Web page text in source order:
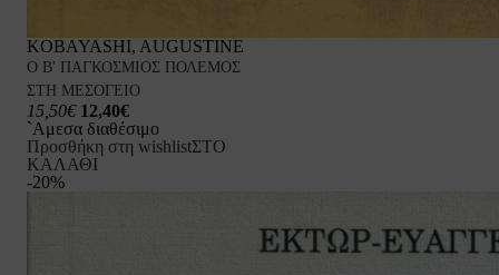
KOBAYASHI, AUGUSTINE
Ο Β' ΠΑΓΚΟΣΜΙΟΣ ΠΟΛΕΜΟΣ
ΣΤΗ ΜΕΣΟΓΕΙΟ
15,50€ 12,40€
`Αμεσα διαθέσιμο
Προσθήκη στη wishlistΣΤΟ
ΚΑΛΑΘΙ
-20%